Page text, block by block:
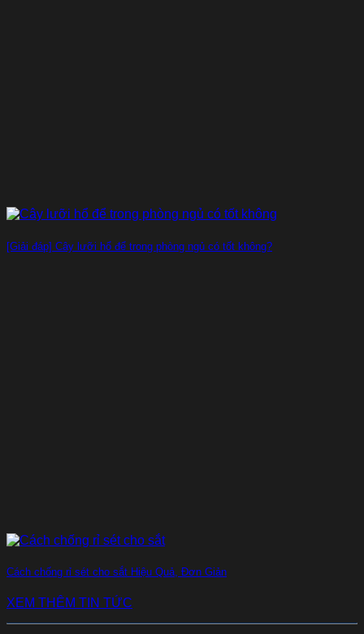
[Giải đáp] Cây lưỡi hổ để trong phòng ngủ có tốt không?
Cách chống rỉ sét cho sắt Hiệu Quả, Đơn Giản
XEM THÊM TIN TỨC